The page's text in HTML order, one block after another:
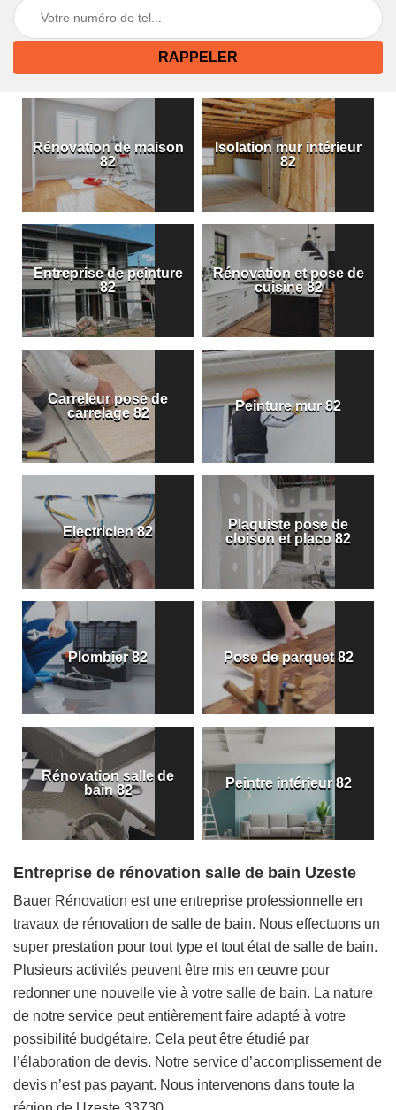
Rénovation de maison
82
Isolation mur intérieur
82
Entreprise de peinture
82
Rénovation et pose de
cuisine 82
Carreleur pose de
carrelage 82
Peinture mur 82
Electricien 82
Plaquiste pose de
cloison et placo 82
Plombier 82 Pose de parquet 82
Rénovation salle de
bain 82
Peintre intérieur 82
Entreprise de rénovation salle de bain Uzeste
Bauer Rénovation est une entreprise professionnelle en
travaux de rénovation de salle de bain. Nous effectuons un
super prestation pour tout type et tout état de salle de bain.
Plusieurs activités peuvent être mis en œuvre pour
redonner une nouvelle vie à votre salle de bain. La nature
de notre service peut entièrement faire adapté à votre
possibilité budgétaire. Cela peut être étudié par
l’élaboration de devis. Notre service d’accomplissement de
devis n’est pas payant. Nous intervenons dans toute la